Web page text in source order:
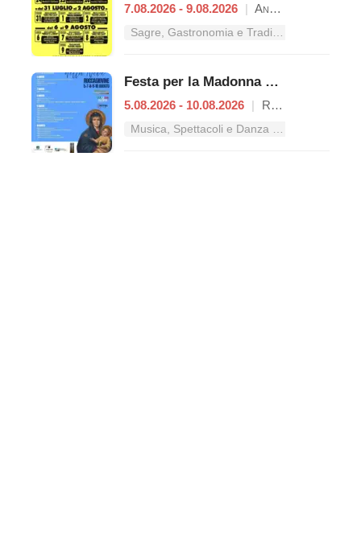
7.08.2026 - 9.08.2026 | Anagni
Festa per la Madonna della Neve
5.08.2026 - 10.08.2026 | Roccagiovine